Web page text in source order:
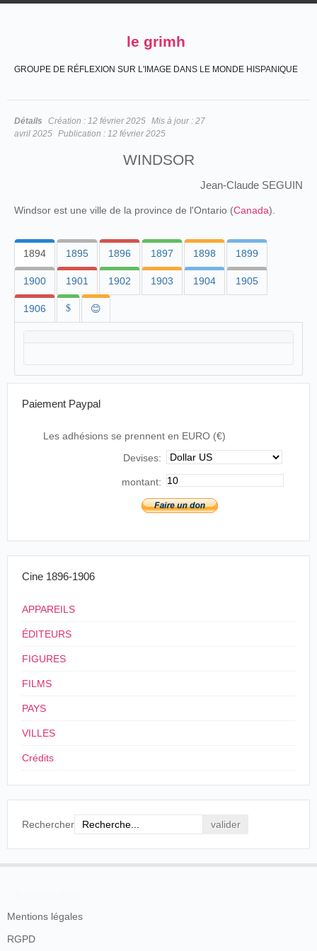
le grimh
GROUPE DE RÉFLEXION SUR L'IMAGE DANS LE MONDE HISPANIQUE
Détails Création : 12 février 2025 Mis à jour : 27
avril 2025 Publication : 12 février 2025
WINDSOR
Jean-Claude SEGUIN
Windsor est une ville de la province de l'Ontario (Canada).
1894 1895 1896 1897 1898 1899
1900 1901 1902 1903 1904 1905
1906 $ 😊
Paiement Paypal
Les adhésions se prennent en EURO (€)
Devises:
montant:
Cine 1896-1906
APPAREILS
ÉDITEURS
FIGURES
FILMS
PAYS
VILLES
Crédits
Rechercher
Mentions légales
RGPD